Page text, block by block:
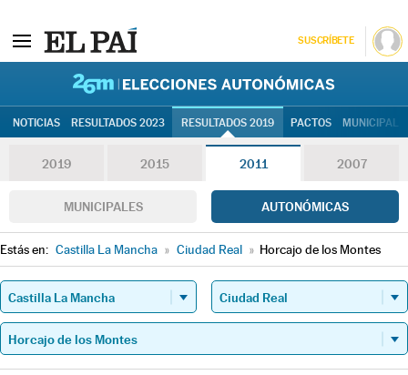
SUSCRÍBETE
NOTICIAS RESULTADOS 2023 RESULTADOS 2019 PACTOS
2019 2015 2011 2007
MUNICIPALES AUTONÓMICAS
Estás en: Castilla La Mancha » Ciudad Real » Horcajo de los Montes